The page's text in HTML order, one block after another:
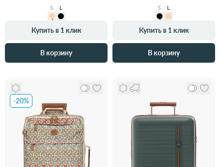
S
L
Купить в 1 клик
В корзину
S
L
Купить в 1 клик
В корзину
-20%